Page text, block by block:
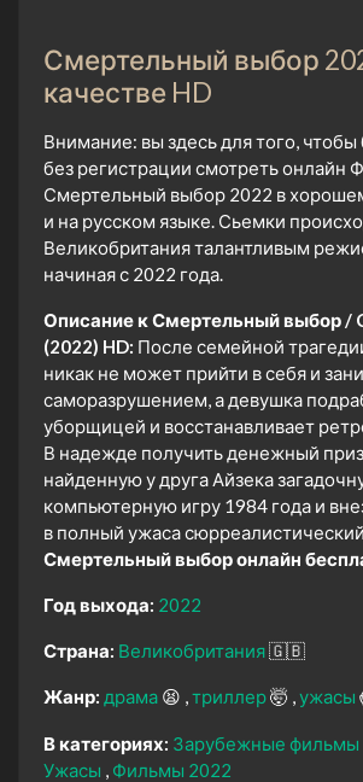
Смертельный выбор
качестве HD
Внимание: вы здесь для того, чтобы
без регистрации смотреть онлайн
Смертельный выбор 2022 в
и на русском языке. Сьемки
Великобритания талантливым
начиная с 2022 года.
Описание к Смертельный выбор /
(2022) HD: После семейной
никак не может прийти в себя и
саморазрушением, а девушка
уборщицей и восстанавливает
В надежде получить денежный приз
найденную у друга Айзека
компьютерную игру 1984 года и
в полный ужаса
Смертельный выбор онлайн
Год выхода: 2022
Страна: Великобритания🇬🇧
Жанр: драма 😫 триллер🤯 ужасы
В категориях: Зарубежные фильмы
Ужасы
Фильмы 2022